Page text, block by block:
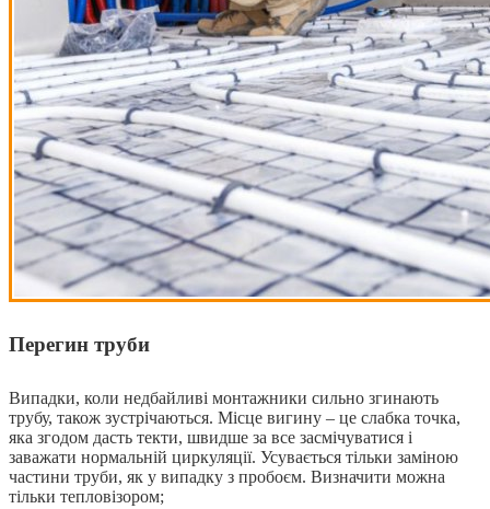
Перегин труби
Випадки, коли недбайливі монтажники сильно згинають
трубу, також зустрічаються. Місце вигину – це слабка точка,
яка згодом дасть текти, швидше за все засмічуватися і
заважати нормальній циркуляції. Усувається тільки заміною
частини труби, як у випадку з пробоєм. Визначити можна
тільки тепловізором;